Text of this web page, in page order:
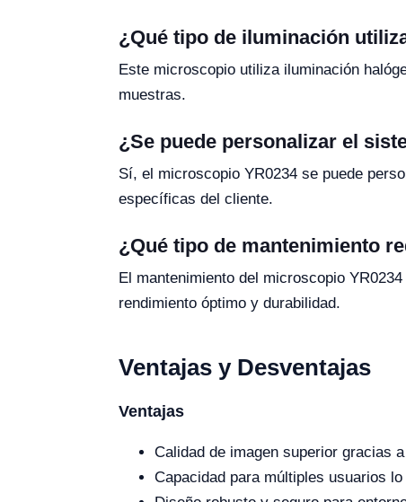
¿Qué tipo de iluminación
Este microscopio utiliza iluminación
muestras.
¿Se puede personalizar el
Sí, el microscopio YR0234 se puede
específicas del cliente.
¿Qué tipo de mantenimiento
El mantenimiento del microscopio
rendimiento óptimo y durabilidad.
Ventajas y Desventajas
Ventajas
Calidad de imagen superior gracias
Capacidad para múltiples usuarios